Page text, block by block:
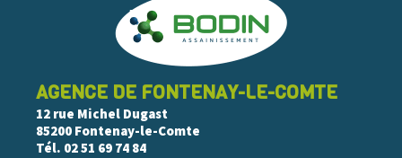
AGENCE DE FONTENAY-LE-COMTE
12 rue Michel Dugast
85200 Fontenay-le-Comte
Tél. 02 51 69 74 84